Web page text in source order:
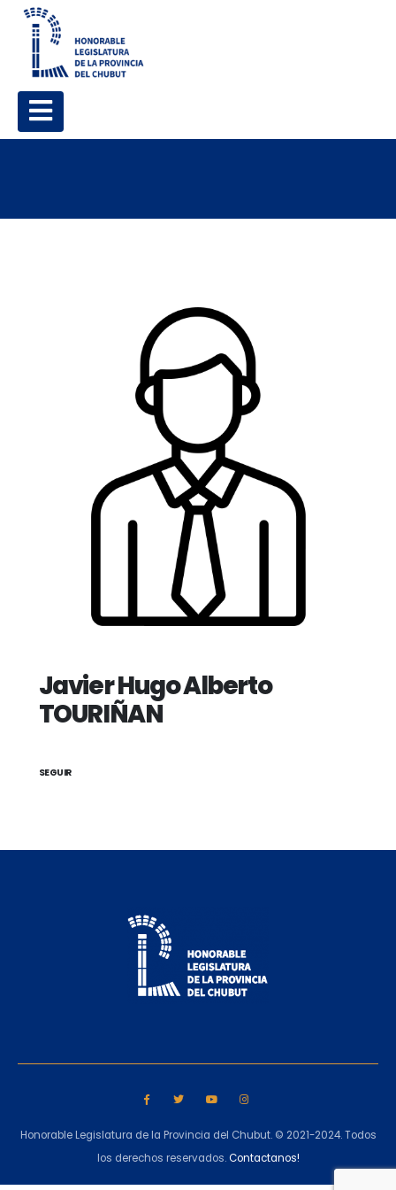
Javier Hugo Alberto
TOURIÑAN
SEGUIR
Honorable Legislatura de la Provincia del Chubut. © 2021-2024. Todos
los derechos reservados.Contactanos!